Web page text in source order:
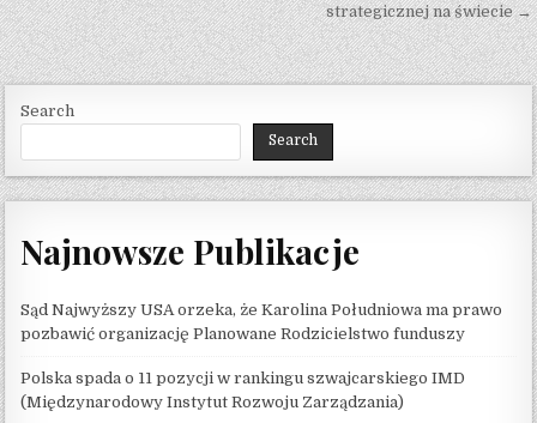
strategicznej na świecie →
Search
Search
Najnowsze Publikacje
Sąd Najwyższy USA orzeka, że ​​Karolina Południowa ma prawo
pozbawić organizację Planowane Rodzicielstwo funduszy
Polska spada o 11 pozycji w rankingu szwajcarskiego IMD
(Międzynarodowy Instytut Rozwoju Zarządzania)